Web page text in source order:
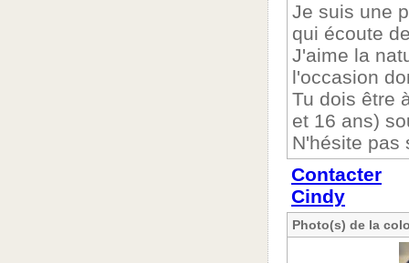
Je suis une
qui écoute
J'aime la
l'occasion
Tu dois être
et 16 ans)
N'hésite pas
Contacter
Cindy
Photo(s) de la